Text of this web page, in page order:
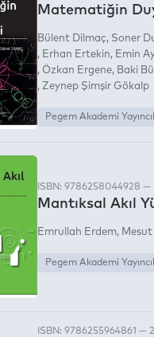
Matematiğin
Bülent Dilmaç Soner
Erhan Ertekin
Emin
Özkan Ergene
Baki
Zeynep Şimşir Gökalp
Pegem Akademi
ISBN: 9786258044928 —
Mantıksal Akıl
Emrullah Erdem
Pegem Akademi
ISBN: 9786255964861 —